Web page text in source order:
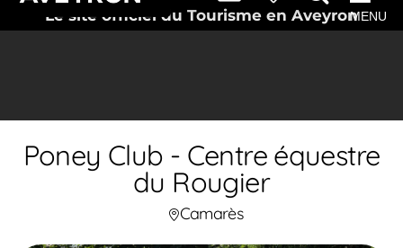
Le site officiel du Tourisme en AveyronMENU
Poney Club - Centre équestre
du Rougier
Camarès